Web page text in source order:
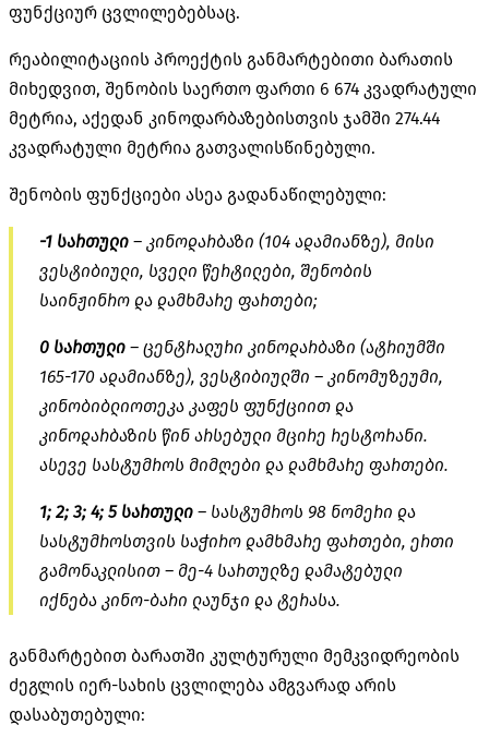
ფუნქციურ ცვლილებებსაც.
რეაბილიტაციის პროექტის განმარტებითი ბარათის
მიხედვით, შენობის საერთო ფართი 6 674 კვადრატული
მეტრია, აქედან კინოდარბაზებისთვის ჯამში 274.44
კვადრატული მეტრია გათვალისწინებული.
შენობის ფუნქციები ასეა გადანაწილებული:
-1 სართული – კინოდარბაზი (104 ადამიანზე), მისი
ვესტიბიული, სველი წერტილები, შენობის
საინჟინრო და დამხმარე ფართები;
0 სართული – ცენტრალური კინოდარბაზი (ატრიუმში
165-170 ადამიანზე), ვესტიბიულში – კინომუზეუმი,
კინობიბლიოთეკა კაფეს ფუნქციით და
კინოდარბაზის წინ არსებული მცირე რესტორანი.
ასევე სასტუმროს მიმღები და დამხმარე ფართები.
1; 2; 3; 4; 5 სართული – სასტუმროს 98 ნომერი და
სასტუმროსთვის საჭირო დამხმარე ფართები, ერთი
გამონაკლისით – მე-4 სართულზე დამატებული
იქნება კინო-ბარი ლაუნჯი და ტერასა.
განმარტებით ბარათში კულტურული მემკვიდრეობის
ძეგლის იერ-სახის ცვლილება ამგვარად არის
დასაბუთებული: